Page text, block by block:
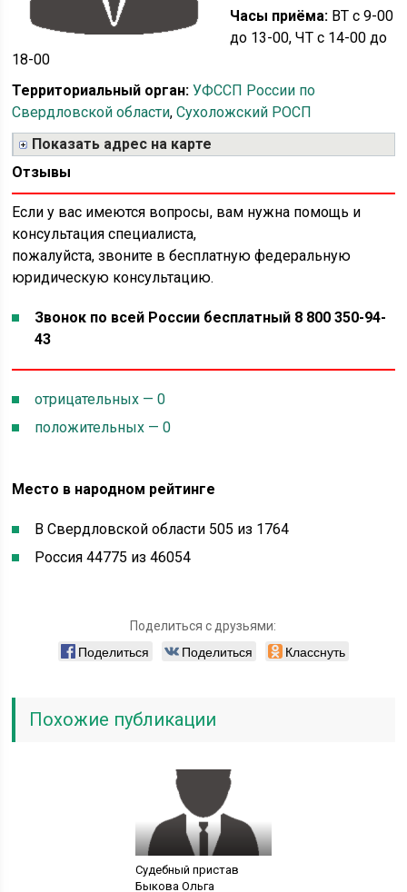
Часы приёма: ВТ с 9-00
до 13-00, ЧТ с 14-00 до
18-00
Территориальный орган: УФССП России по
Свердловской области,Сухоложский РОСП
Показать адрес на карте
Отзывы
Если у вас имеются вопросы, вам нужна помощь и
консультация специалиста,
пожалуйста, звоните в бесплатную федеральную
юридическую консультацию.
Звонок по всей России бесплатный 8 800 350-94-
43
отрицательных — 0
положительных — 0
Место в народном рейтинге
В Свердловской области 505 из 1764
Россия 44775 из 46054
Поделиться с друзьями:
Поделиться Поделиться Класснуть
Похожие публикации
Судебный пристав
Быкова Ольга